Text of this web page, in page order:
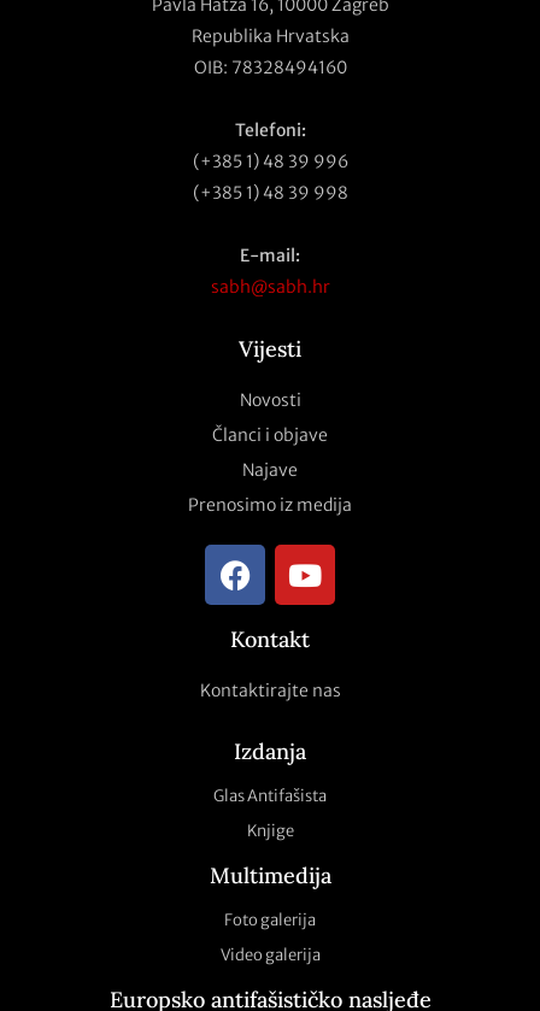
Pavla Hatza 16, 10000 Zagreb
Republika Hrvatska
OIB: 78328494160
Telefoni:
(+385 1) 48 39 996
(+385 1) 48 39 998
E-mail:
sabh@sabh.hr
Vijesti
Novosti
Članci i objave
Najave
Prenosimo iz medija
Kontakt
Kontaktirajte nas
Izdanja
Glas Antifašista
Knjige
Multimedija
Foto galerija
Video galerija
Europsko antifašističko nasljeđe